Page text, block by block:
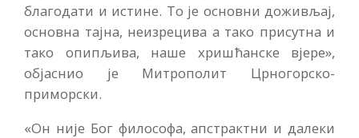
благодати и истине. То је основни доживљај,
основна тајна, неизрецива а тако присутна и
тако опипљива, наше хришћанске вјере»,
објаснио је Митрополит Црногорско-
приморски.
«Он није Бог философа, апстрактни и далеки